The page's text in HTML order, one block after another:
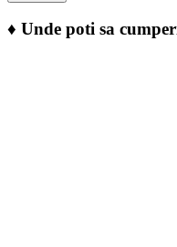
♦ Unde poti sa